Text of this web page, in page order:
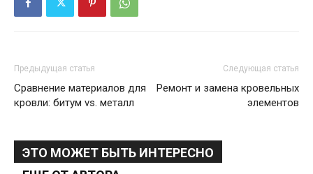
Предыдущая статья
Сравнение материалов для
кровли: битум vs. металл
Следующая статья
Ремонт и замена кровельных
элементов
ЭТО МОЖЕТ БЫТЬ ИНТЕРЕСНО